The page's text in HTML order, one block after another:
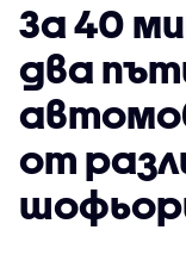
За 40
два
от